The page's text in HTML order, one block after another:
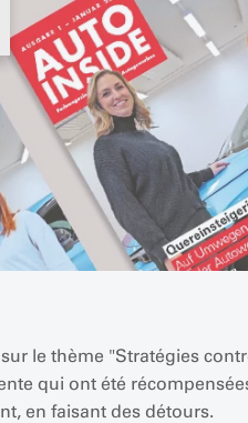
le thème "Stratégies
qui ont été
en faisant des détours.